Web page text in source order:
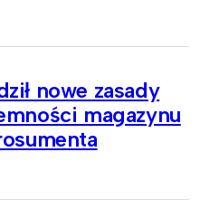
nowe zasady
magazynu